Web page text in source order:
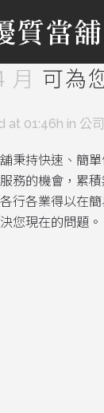
月 可為
at 01:46h in 公
秉持快速、簡
務的機會，累
行各業得以在
您現在的問題。